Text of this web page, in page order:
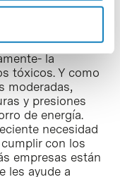
es su
un
puede
la
tóxicos. Y como
moderadas,
y presiones
de energía.
necesidad
con los
empresas están
les ayude a